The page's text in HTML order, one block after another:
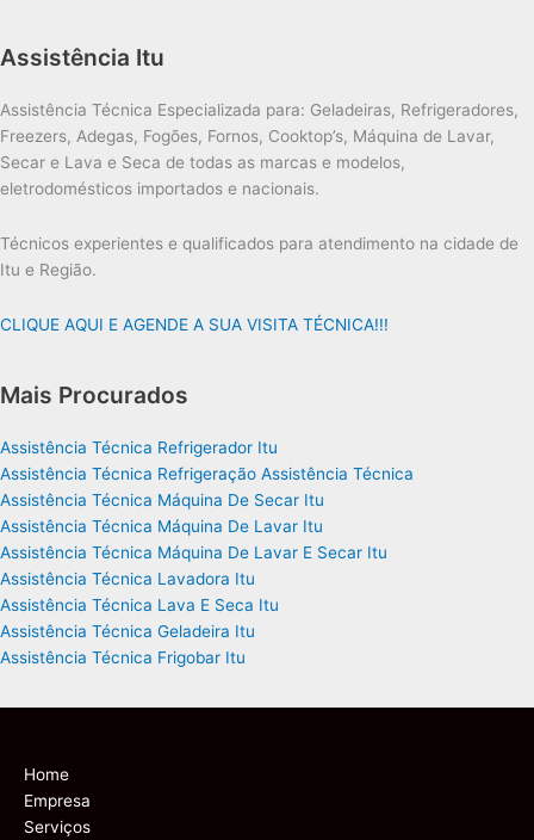
Assistência Itu
Assistência Técnica Especializada para: Geladeiras, Refrigeradores,
Freezers, Adegas, Fogões, Fornos, Cooktop’s, Máquina de Lavar,
Secar e Lava e Seca de todas as marcas e modelos,
eletrodomésticos importados e nacionais.
Técnicos experientes e qualificados para atendimento na cidade de
Itu e Região.
CLIQUE AQUI E AGENDE A SUA VISITA TÉCNICA!!!
Mais Procurados
Assistência Técnica Refrigerador Itu
Assistência Técnica Refrigeração Assistência Técnica
Assistência Técnica Máquina De Secar Itu
Assistência Técnica Máquina De Lavar Itu
Assistência Técnica Máquina De Lavar E Secar Itu
Assistência Técnica Lavadora Itu
Assistência Técnica Lava E Seca Itu
Assistência Técnica Geladeira Itu
Assistência Técnica Frigobar Itu
Home
Empresa
Serviços